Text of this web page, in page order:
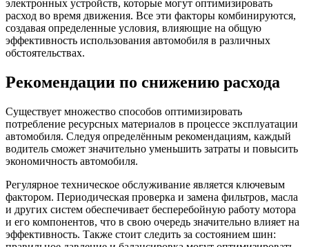
электронных устройств, которые могут оптимизировать
расход во время движения. Все эти факторы комбинируются,
создавая определенные условия, влияющие на общую
эффективность использования автомобиля в различных
обстоятельствах.
Рекомендации по снижению расхода
Существует множество способов оптимизировать
потребление ресурсных материалов в процессе эксплуатации
автомобиля. Следуя определённым рекомендациям, каждый
водитель сможет значительно уменьшить затраты и повысить
экономичность автомобиля.
Регулярное техническое обслуживание является ключевым
фактором. Периодическая проверка и замена фильтров, масла
и других систем обеспечивает бесперебойную работу мотора
и его компонентов, что в свою очередь значительно влияет на
эффективность. Также стоит следить за состоянием шин: